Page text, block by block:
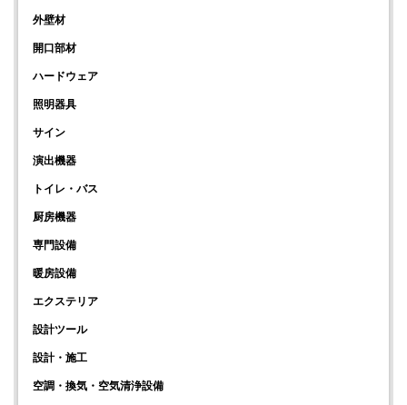
外壁材
開口部材
ハードウェア
照明器具
サイン
演出機器
トイレ・バス
厨房機器
専門設備
暖房設備
エクステリア
設計ツール
設計・施工
空調・換気・空気清浄設備